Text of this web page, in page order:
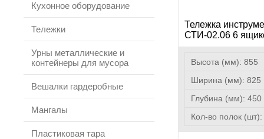
Кухонное оборудование
Тележки
Урны металлические и
контейнеры для мусора
Вешалки гардеробные
Мангалы
Пластиковая тара
Тележка
СТИ-02.06 6
Высота (мм): 855
Ширина (мм): 825
Глубина (мм): 450
Кол-во полок (шт):